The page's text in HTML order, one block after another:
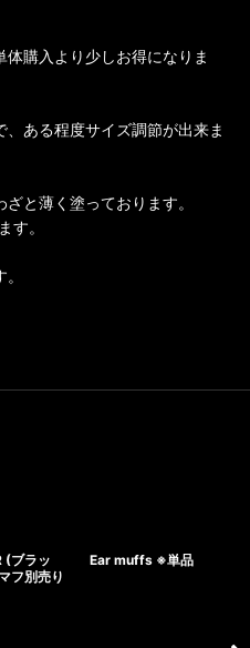
購入より少しお得になりま
ある程度サイズ調節が出来ま
と薄く塗っております。
す。
(ブラッ
フ別売り
Ear muffs ※単品